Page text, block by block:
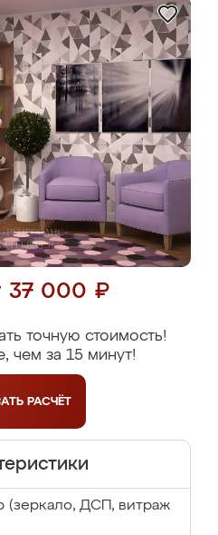
37 000 ₽
точную стоимость!
чем за 15 минут!
РАСЧЁТ
(зеркало, ДСП, витраж